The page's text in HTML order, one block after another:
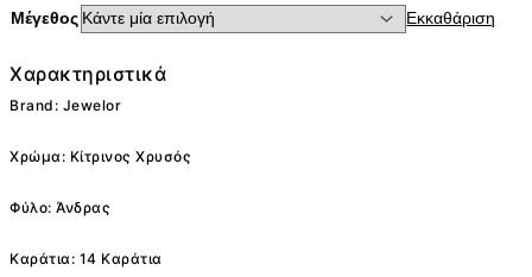
Μέγεθος Εκκαθάριση
Χαρακτηριστικά
Brand: Jewelor
Χρώμα: Κίτρινος Χρυσός
Φύλο: Άνδρας
Καράτια: 14 Καράτια